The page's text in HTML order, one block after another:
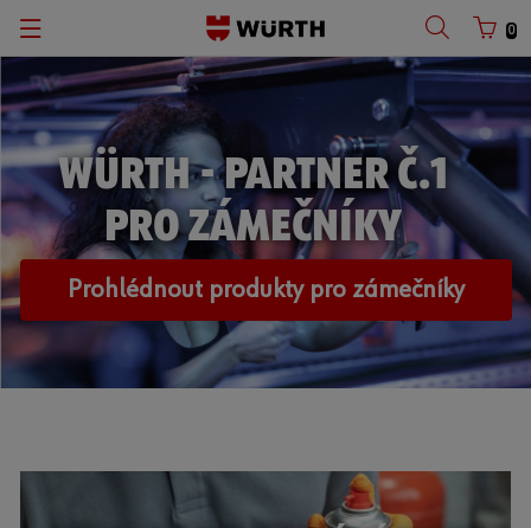
0
WÜRTH - PARTNER Č.1
PRO ZÁMEČNÍKY
Prohlédnout produkty pro zámečníky